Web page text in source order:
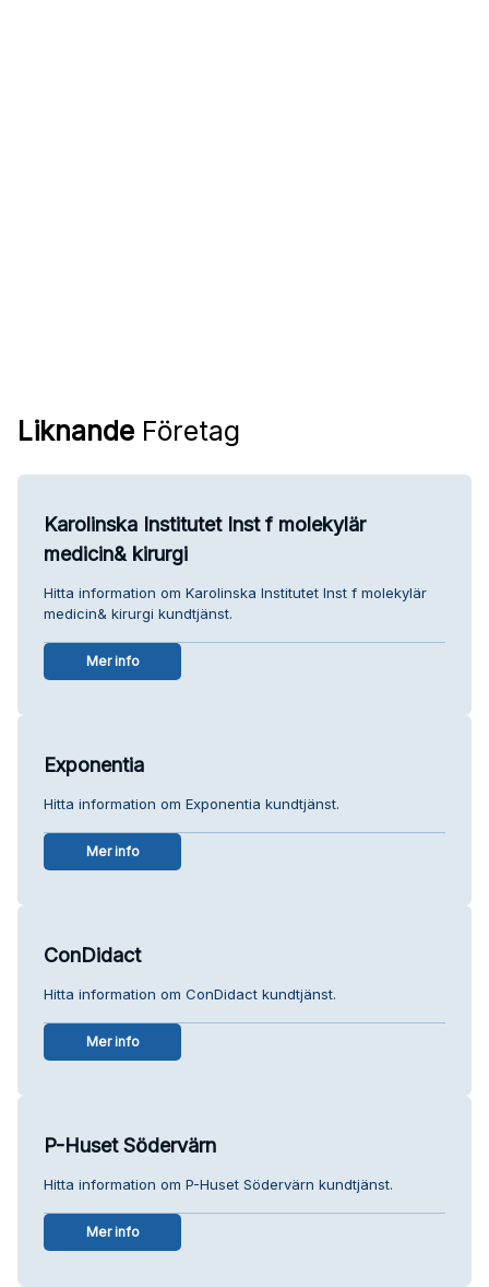
Liknande Företag
Karolinska Institutet Inst f molekylär
medicin& kirurgi
Hitta information om Karolinska Institutet Inst f molekylär
medicin& kirurgi kundtjänst.
Mer info
Exponentia
Hitta information om Exponentia kundtjänst.
Mer info
ConDidact
Hitta information om ConDidact kundtjänst.
Mer info
P-Huset Södervärn
Hitta information om P-Huset Södervärn kundtjänst.
Mer info